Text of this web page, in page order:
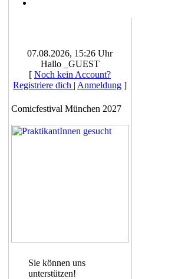
07.08.2026, 15:26 Uhr
Hallo _GUEST
[ Noch kein Account?
Registriere dich | Anmeldung ]
Comicfestival München 2027
Sie können uns
unterstützen!